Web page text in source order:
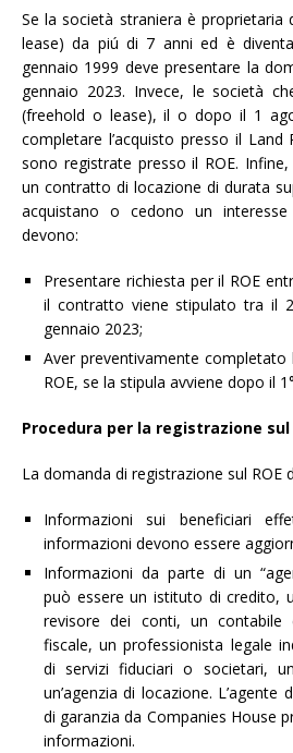
Se la società straniera è proprietaria
lease) da piú di 7 anni ed è
gennaio 1999 deve presentare la
gennaio 2023. Invece, le società
(freehold o lease), il o dopo il 1
completare l’acquisto presso il
sono registrate presso il ROE.
un contratto di locazione di durata
acquistano o cedono un
devono:
Presentare richiesta per il ROE
il contratto viene stipulato tra il
gennaio 2023;
Aver preventivamente
ROE, se la stipula avviene dopo il
Procedura per la registrazione sul
La domanda di registrazione sul ROE
Informazioni sui beneficiari
informazioni devono essere
Informazioni da parte di un
può essere un istituto di credito,
revisore dei conti, un contabile
fiscale, un professionista legale
di servizi fiduciari o societari,
un’agenzia di locazione.
di garanzia da Companies House
informazioni.